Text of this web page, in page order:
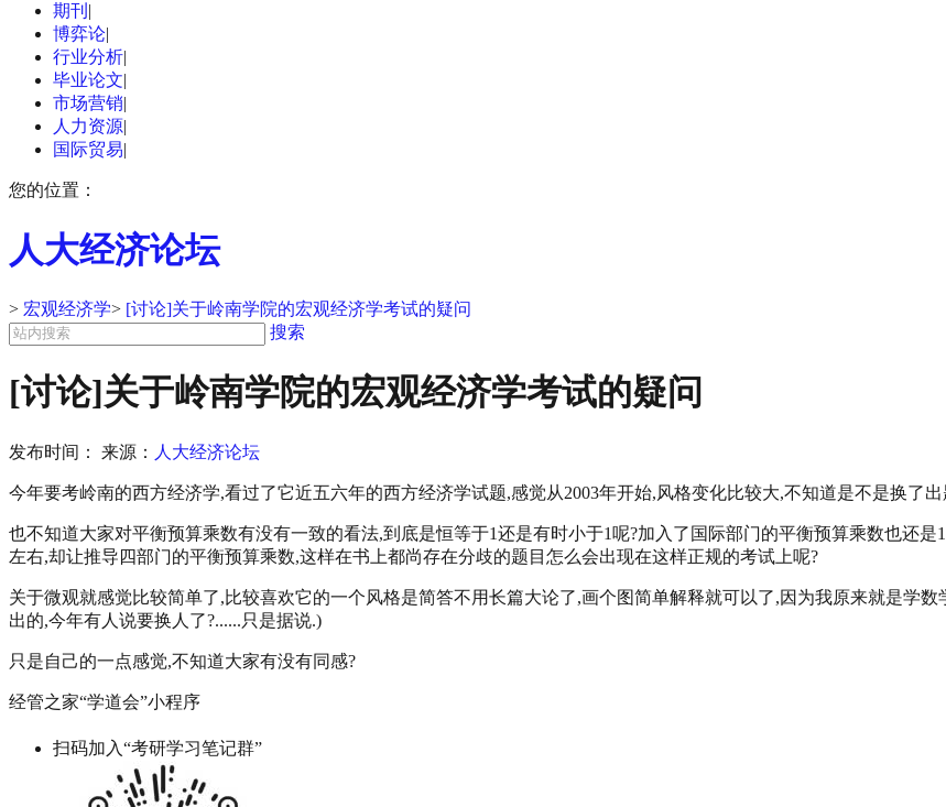
期刊 |
博弈论|
行业分析|
毕业论文|
市场营销|
人力资源|
国际贸易|
您的位置：
人大经济论坛
> 宏观经济学> [讨论]关于岭南学院的宏观经济学考试的疑问
搜索
[讨论]关于岭南学院的宏观经济学考试的疑问
发布时间： 来源： 人大经济论坛
今年要考岭南的西方经济学,看过了它近五六年的西方经济学试题,感觉从2003年开始,风格变化比较大,不知道是不是换了
也不知道大家对平衡预算乘数有没有一致的看法,到底是恒等于1还是有时小于1呢?加入了国际部门的平衡预算乘数也还
左右,却让推导四部门的平衡预算乘数,这样在书上都尚存在分歧的题目怎么会出现在这样正规的考试上呢?
关于微观就感觉比较简单了,比较喜欢它的一个风格是简答不用长篇大论了,画个图简单解释就可以了,因为我原来就是学
出的,今年有人说要换人了?......只是据说.)
只是自己的一点感觉,不知道大家有没有同感?
经管之家“学道会”小程序
扫码加入“考研学习笔记群”